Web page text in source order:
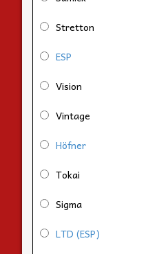
Stretton
ESP
Vision
Vintage
Höfner
Tokai
Sigma
LTD (ESP)